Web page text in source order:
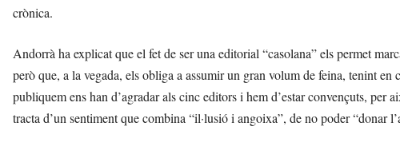
crònica.
Andorrà ha explicat que el fet de ser una editorial “casolana” els permet
però que, a la vegada, els obliga a assumir un gran volum de feina, tenint
publiquem ens han d’agradar als cinc editors i hem d’estar convençuts, per
tracta d’un sentiment que combina “il·lusió i angoixa”, de no poder “donar